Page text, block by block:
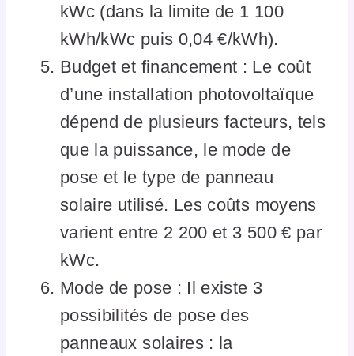
kWc (dans la limite de 1 100
kWh/kWc puis 0,04 €/kWh).
Budget et financement : Le coût
d’une installation photovoltaïque
dépend de plusieurs facteurs, tels
que la puissance, le mode de
pose et le type de panneau
solaire utilisé. Les coûts moyens
varient entre 2 200 et 3 500 € par
kWc.
Mode de pose : Il existe 3
possibilités de pose des
panneaux solaires : la